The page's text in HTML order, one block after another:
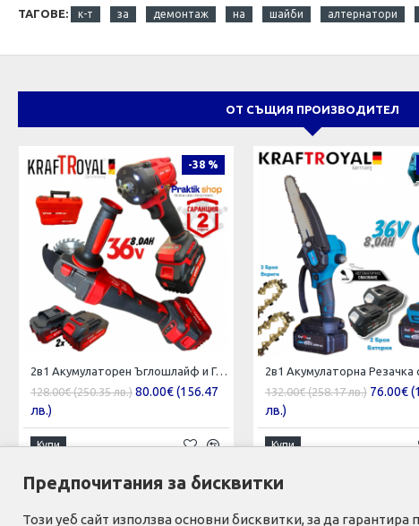
ТАГОВЕ: к-т за демонтаж на шайби алтернатори
ОТ СЪЩИЯ ПРОИЗВОДИТЕЛ
-38 %
2в1 Акумулаторен Ъглошлайф и Гайковерт / Импакт KRAFTROYAL 36V 8,0AH 2 батерии Шлайф Червен Комплект
128.00€ (250.35 лв.) 80.00€ (156.47
лв.)
Купи
132.00€ (258.17 лв.) 76.00€
лв.)
Купи
Предпочитания за бисквитки
Този уеб сайт използва основни бисквитки, за да